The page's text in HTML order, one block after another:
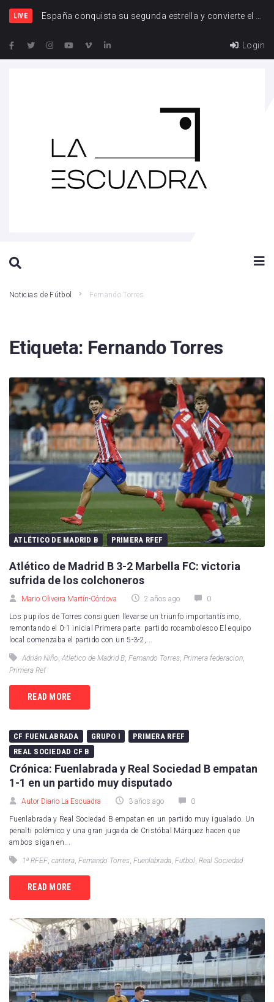
LIVE España y F
Login
Noticias de Fútbol Fernando Torres
Etiqueta: Fernando Torres
ATLÉTICO DE MADRID B PRIMERA RFEF
Atlético de Madrid B 3-2 Marbella FC: victoria
sufrida de los colchoneros
Mario Oliveira Martín-Córdova 2 años ago 0
Los pupilos de Torres consiguen llevarse un triunfo importantísimo,
remontando el 0-1 inicial Primera parte: partido rocambolesco El equipo
local comenzaba el partido con un 5-3-2,...
Adrián Niño Atletico de Madrid B Fernando Torres Primera federacion
Primera Ref
READ MORE
CF FUENLABRADA GRUPO I
PRIMERA RFEF
REAL SOCIEDAD CF B
Crónica: Fuenlabrada y Real Sociedad B empatan
1-1 en un partido muy disputado
Autor Diario La Escuadra 3 años ago 0
Fuenlabrada y Real Sociedad B empatan en un partido muy igualado. Un
penalti polémico y una gran jugada de Cristóbal Márquez hacen que
ambos sigan en...
1ª RFEF cantera Fernando Torres Fuenlabrada Futbol Real Sociedad
READ MORE